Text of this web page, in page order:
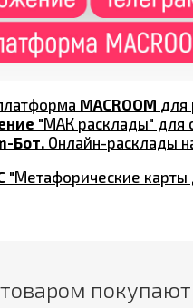
MACROOM для
"МАК расклады" для
Бот. Онлайн-расклады
"Метафорические карты
покупают